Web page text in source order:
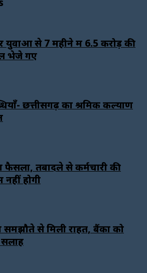
युवाओं से 7 महीने में ₹6.5 करोड़ की
भेजे गए
छत्तीसगढ़ का श्रमिक कल्याण
फैसला, तबादले से कर्मचारी की
नहीं होगी
से मिली राहत, बैंकों को